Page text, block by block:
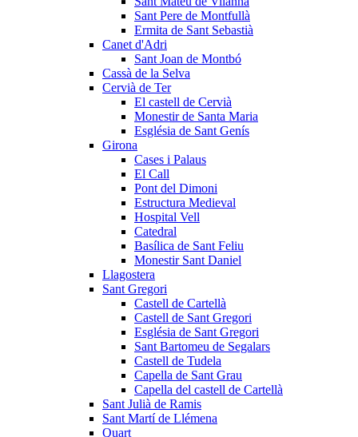
Sant Pere de Montfullà
Ermita de Sant Sebastià
Canet d'Adri
Sant Joan de Montbó
Cassà de la Selva
Cervià de Ter
El castell de Cervià
Monestir de Santa Maria
Església de Sant Genís
Girona
Cases i Palaus
El Call
Pont del Dimoni
Estructura Medieval
Hospital Vell
Catedral
Basílica de Sant Feliu
Monestir Sant Daniel
Llagostera
Sant Gregori
Castell de Cartellà
Castell de Sant Gregori
Església de Sant Gregori
Sant Bartomeu de Segalars
Castell de Tudela
Capella de Sant Grau
Capella del castell de Cartellà
Sant Julià de Ramis
Sant Martí de Llémena
Quart